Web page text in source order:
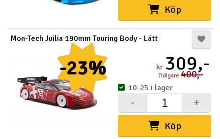
Köp
-23%
Mon-Tech Juilia 190mm Touring Body - Lätt
kr 309,-
Tidigare 400,-
Köp
+
-
10-25 i lager